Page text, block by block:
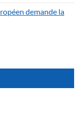
demande la